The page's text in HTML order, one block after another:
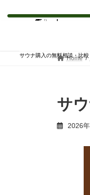
サウナ購入の無料相談・比
Home
サ
2026